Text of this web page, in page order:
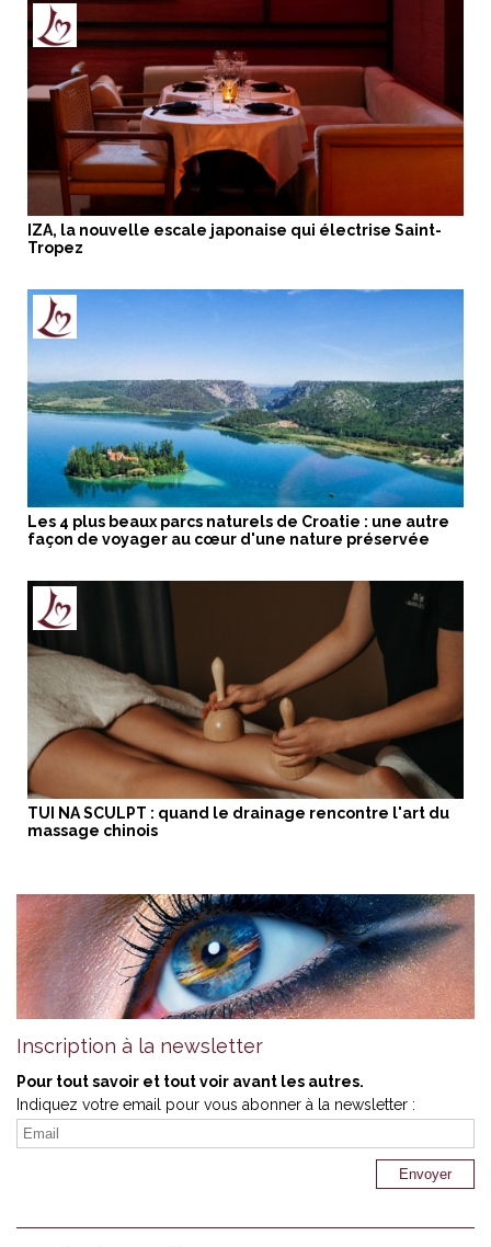
IZA, la nouvelle escale japonaise qui électrise Saint-
Tropez
Les 4 plus beaux parcs naturels de Croatie : une autre
façon de voyager au cœur d'une nature préservée
TUI NA SCULPT : quand le drainage rencontre l'art du
massage chinois
Inscription à la newsletter
Pour tout savoir et tout voir avant les autres.
Indiquez votre email pour vous abonner à la newsletter :